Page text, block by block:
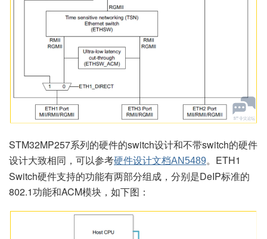
STM32MP257系列的硬件的switch设计和不带switch的硬件
设计大致相同，可以参考硬件设计文档AN5489。ETH1
Switch硬件支持的功能有两部分组成，分别是DeIP标准的
802.1功能和ACM模块，如下图：